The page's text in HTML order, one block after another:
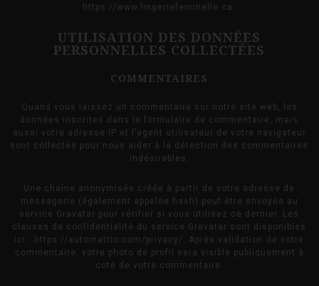
https://www.lingeriefeminelle.ca.
UTILISATION DES DONNÉES
PERSONNELLES COLLECTÉES
COMMENTAIRES
Quand vous laissez un commentaire sur notre site web, les
données inscrites dans le formulaire de commentaire, mais
aussi votre adresse IP et l’agent utilisateur de votre navigateur
sont collectés pour nous aider à la détection des commentaires
indésirables.
Une chaîne anonymisée créée à partir de votre adresse de
messagerie (également appelée hash) peut être envoyée au
service Gravatar pour vérifier si vous utilisez ce dernier. Les
clauses de confidentialité du service Gravatar sont disponibles
ici : https://automattic.com/privacy/. Après validation de votre
commentaire, votre photo de profil sera visible publiquement à
coté de votre commentaire.